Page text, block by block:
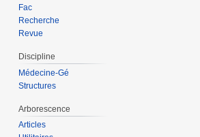
Fac
Recherche
Revue
Discipline
Médecine-Gé
Structures
Arborescence
Articles